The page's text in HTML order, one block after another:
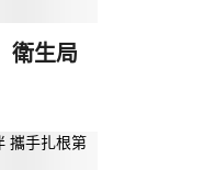
衛生局